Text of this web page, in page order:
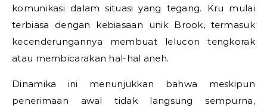
komunikasi dalam situasi yang tegang. Kru mulai
terbiasa dengan kebiasaan unik Brook, termasuk
kecenderungannya membuat lelucon tengkorak
atau membicarakan hal-hal aneh.
Dinamika ini menunjukkan bahwa meskipun
penerimaan awal tidak langsung sempurna,